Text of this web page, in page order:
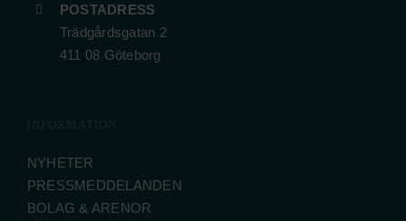
NYHETER
PRESSMEDDELANDEN
BOLAG & ARENOR
POSTADRESS
Trädgårdsgatan 2
411 08 Göteborg